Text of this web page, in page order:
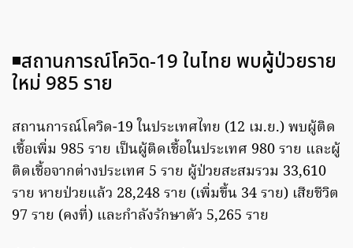
◾️สถานการณ์โควิด-19 ในไทย พบผู้ป่วยราย
ใหม่ 985 ราย
สถานการณ์โควิด-19 ในประเทศไทย (12 เม.ย.) พบผู้ติด
เชื้อเพิ่ม 985 ราย เป็นผู้ติดเชื้อในประเทศ 980 ราย และผู้
ติดเชื้อจากต่างประเทศ 5 ราย ผู้ป่วยสะสมรวม 33,610
ราย หายป่วยแล้ว 28,248 ราย (เพิ่มขึ้น 34 ราย) เสียชีวิต
97 ราย (คงที่) และกำลังรักษาตัว 5,265 ราย